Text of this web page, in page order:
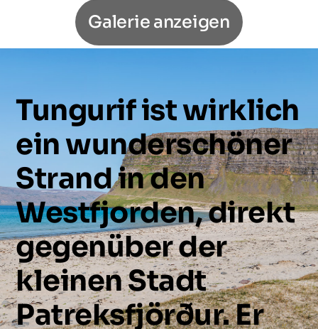
Galerie anzeigen
Tungurifistwirklich
einwunderschöner
Strandinden
Westfjorden,direkt
gegenüberder
kleinenStadt
Patreksfjörður.Er